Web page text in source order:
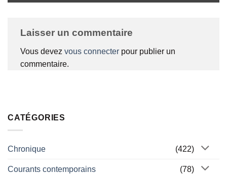
Laisser un commentaire
Vous devez vous connecter pour publier un
commentaire.
CATÉGORIES
Chronique (422)
Courants contemporains (78)